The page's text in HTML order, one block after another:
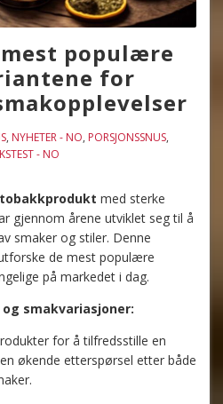
mest populære
for
, NYHETER - NO, PORSJONSSNUS,
- NO
med sterke
gjennom årene utviklet seg til å
smaker og stiler. Denne
de mest populære
på markedet i dag.
smakvariasjoner:
for å tilfredsstille en
økende etterspørsel etter både